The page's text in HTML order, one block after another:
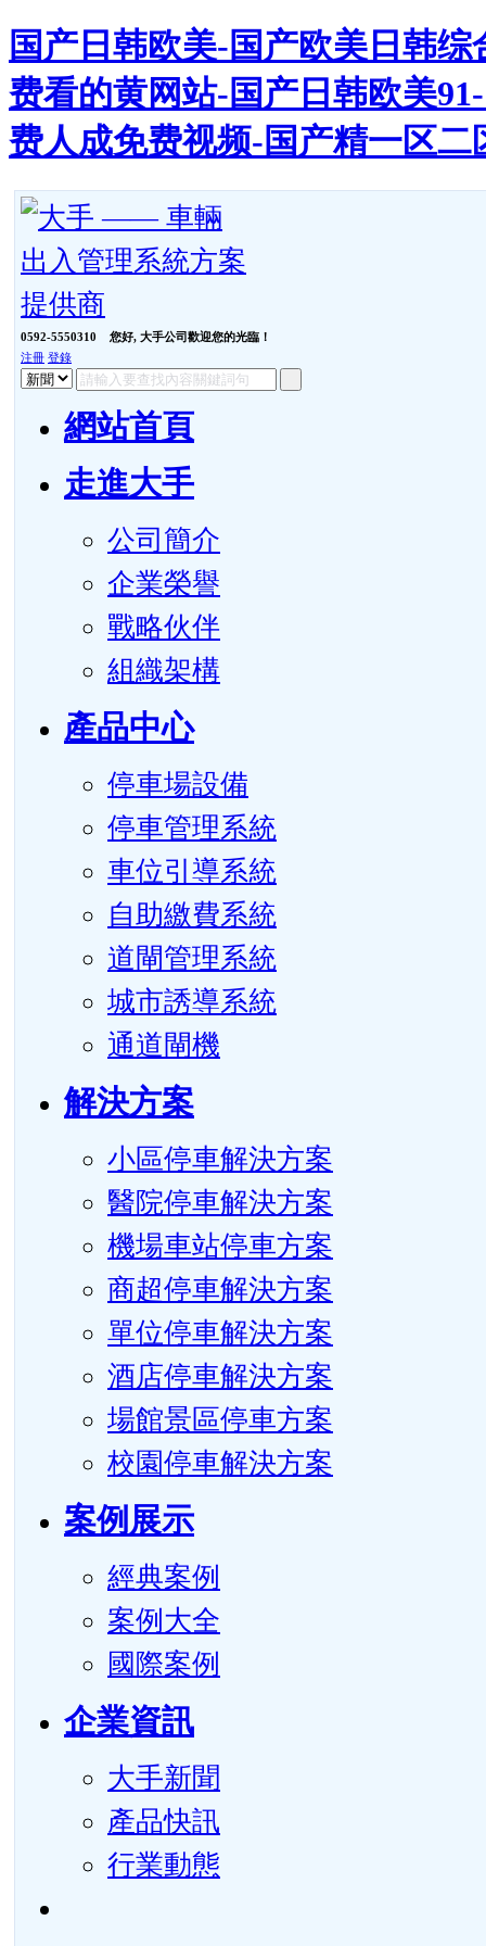
国产日韩欧美-国产欧美日韩
费看的黄网站-国产日韩欧美
费人成免费视频-国产精一区
0592-5550310 您好, 大手公司歡迎您的光臨！
注冊 登錄
網站首頁
走進大手
公司簡介
企業榮譽
戰略伙伴
組織架構
產品中心
停車場設備
停車管理系統
車位引導系統
自助繳費系統
道閘管理系統
城市誘導系統
通道閘機
解決方案
小區停車解決方案
醫院停車解決方案
機場車站停車方案
商超停車解決方案
單位停車解決方案
酒店停車解決方案
場館景區停車方案
校園停車解決方案
案例展示
經典案例
案例大全
國際案例
企業資訊
大手新聞
產品快訊
行業動態